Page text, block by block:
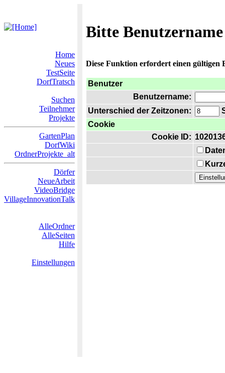
Bitte
Home
Neues
TestSeite
DorfTratsch
Suchen
Teilnehmer
Projekte
GartenPlan
DorfWiki
OrdnerProjekte_alt
Dörfer
NeueArbeit
VideoBridge
VillageInnovationTalk
AlleOrdner
AlleSeiten
Hilfe
Einstellungen
Diese Funktion erfordert einen gültigen
Benutzer
Benutzername:
Unterschied der Zeitzonen:
Cookie
Cookie ID: